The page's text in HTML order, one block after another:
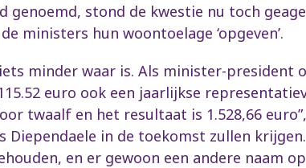
genoemd, stond de kwestie nu toch
ministers hun woontoelage ‘opgeven’.
minder waar is. Als minister-president
euro ook een jaarlijkse
twaalf en het resultaat is 1.528,66
Diependaele in de toekomst zullen
en er gewoon een andere naam